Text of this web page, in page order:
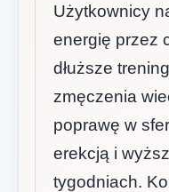
Użytkownicy
energię przez
dłuższe
zmęczenia
poprawę w
erekcją i
tygodniach.